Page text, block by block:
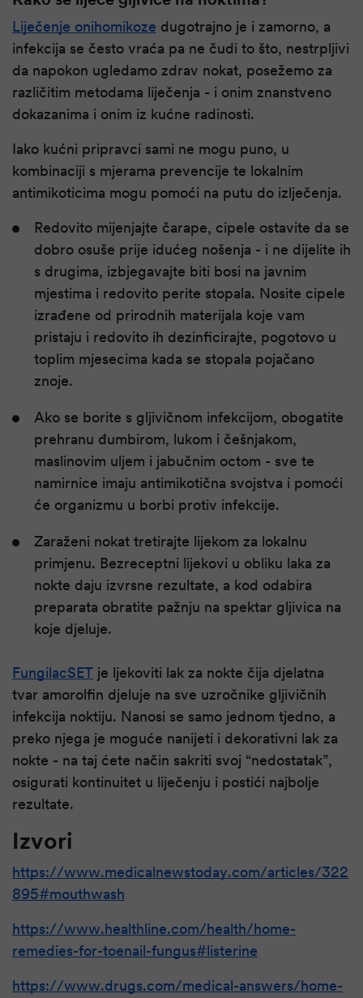
Liječenje onihomikoze dugotrajno je i zamorno, a
infekcija se često vraća pa ne čudi to što, nestrpljivi
da napokon ugledamo zdrav nokat, posežemo za
različitim metodama liječenja - i onim znanstveno
dokazanima i onim iz kućne radinosti.
Iako kućni pripravci sami ne mogu puno, u
kombinaciji s mjerama prevencije te lokalnim
antimikoticima mogu pomoći na putu do izlječenja.
Redovito mijenjajte čarape, cipele ostavite da se
dobro osuše prije idućeg nošenja - i ne dijelite ih
s drugima, izbjegavajte biti bosi na javnim
mjestima i redovito perite stopala. Nosite cipele
izrađene od prirodnih materijala koje vam
pristaju i redovito ih dezinficirajte, pogotovo u
toplim mjesecima kada se stopala pojačano
znoje.
Ako se borite s gljivičnom infekcijom, obogatite
prehranu đumbirom, lukom i češnjakom,
maslinovim uljem i jabučnim octom - sve te
namirnice imaju antimikotična svojstva i pomoći
će organizmu u borbi protiv infekcije.
Zaraženi nokat tretirajte lijekom za lokalnu
primjenu. Bezreceptni lijekovi u obliku laka za
nokte daju izvrsne rezultate, a kod odabira
preparata obratite pažnju na spektar gljivica na
koje djeluje.
FungilacSET je ljekoviti lak za nokte čija djelatna
tvar amorolfin djeluje na sve uzročnike gljivičnih
infekcija noktiju. Nanosi se samo jednom tjedno, a
preko njega je moguće nanijeti i dekorativni lak za
nokte - na taj ćete način sakriti svoj “nedostatak”,
osigurati kontinuitet u liječenju i postići najbolje
rezultate.
Izvori
https://www.medicalnewstoday.com/articles/322
895#mouthwash
https://www.healthline.com/health/home-
remedies-for-toenail-fungus#listerine
https://www.drugs.com/medical-answers/home-